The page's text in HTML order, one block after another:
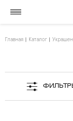
Главная Каталог